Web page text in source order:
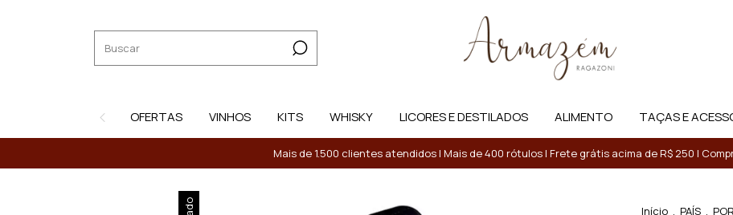
OFERTAS VINHOS KITS WHISKY LICORES E DESTILADOS ALIMENTO TAÇAS E
Mais de 1.500 clientes atendidos | Mais de 400 rótulos | Frete grátis acima de R$ 250 |
Início . PAÍS .